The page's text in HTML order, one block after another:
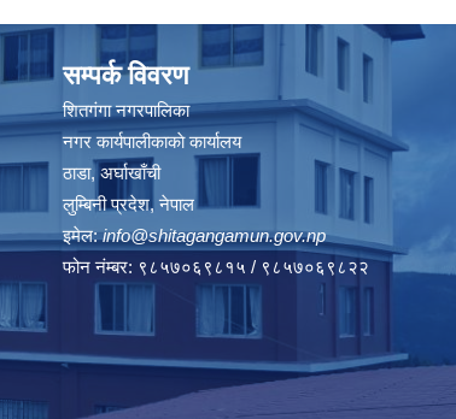
सम्पर्क विवरण
शितगंगा नगरपालिका
नगर कार्यपालीकाकाे कार्यालय
ठाडा, अर्घाखाँची
लुम्बिनी प्रदेश, नेपाल
इमेल:info@shitagangamun.gov.np
फोन नंम्बर: ९८५७०६९८१५ / ९८५७०६९८२२